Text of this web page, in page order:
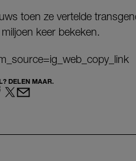
toen ze vertelde
keer bekeken.
DELEN MAAR.